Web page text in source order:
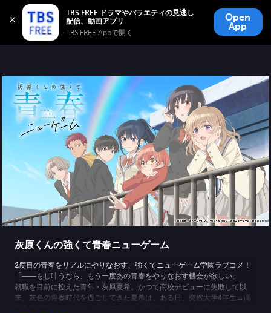
TBS FREE ドラマやバラエティの見逃し
TBS FREE Appで開く
Open
App
TBS FREE
無料見逃し配信
灰原くんの強くて青春ニューゲーム
2度目の青春をリアルにやりなおす、強くてニューゲーム学園ラブコメ！
「――もし叶うなら、もう一度あの青春をやりなおす機会が欲しい」
就職を目前に控えた青年・灰原夏希。かつて高校デビューに失敗して以
来、灰色の青春時代を過ごしてきた夏希は、ある日、突然大学4年生→高